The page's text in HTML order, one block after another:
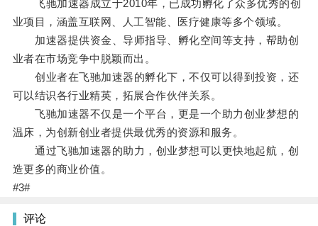
飞驰加速器成立于2010年，已成功孵化了众多优秀的创
业项目，涵盖互联网、人工智能、医疗健康等多个领域。
加速器提供资金、导师指导、孵化空间等支持，帮助创
业者在市场竞争中脱颖而出。
创业者在飞驰加速器的孵化下，不仅可以得到投资，还
可以结识各行业精英，拓展合作伙伴关系。
飞驰加速器不仅是一个平台，更是一个助力创业梦想的
温床，为创新创业者提供最优秀的资源和服务。
通过飞驰加速器的助力，创业梦想可以更快地起航，创
造更多的商业价值。
#3#
评论